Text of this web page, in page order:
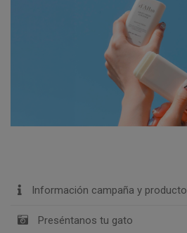
Información campaña y producto
Preséntanos tu gato